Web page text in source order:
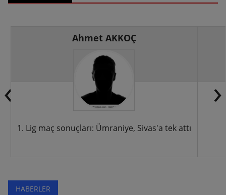
‹
Ahmet AKKOÇ
Göztepe 3 puanı tek golle aldı
›
HABERLER